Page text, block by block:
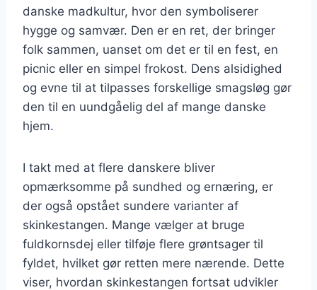
danske madkultur, hvor den symboliserer
hygge og samvær. Den er en ret, der bringer
folk sammen, uanset om det er til en fest, en
picnic eller en simpel frokost. Dens alsidighed
og evne til at tilpasses forskellige smagsløg gør
den til en uundgåelig del af mange danske
hjem.
I takt med at flere danskere bliver
opmærksomme på sundhed og ernæring, er
der også opstået sundere varianter af
skinkestangen. Mange vælger at bruge
fuldkornsdej eller tilføje flere grøntsager til
fyldet, hvilket gør retten mere nærende. Dette
viser, hvordan skinkestangen fortsat udvikler